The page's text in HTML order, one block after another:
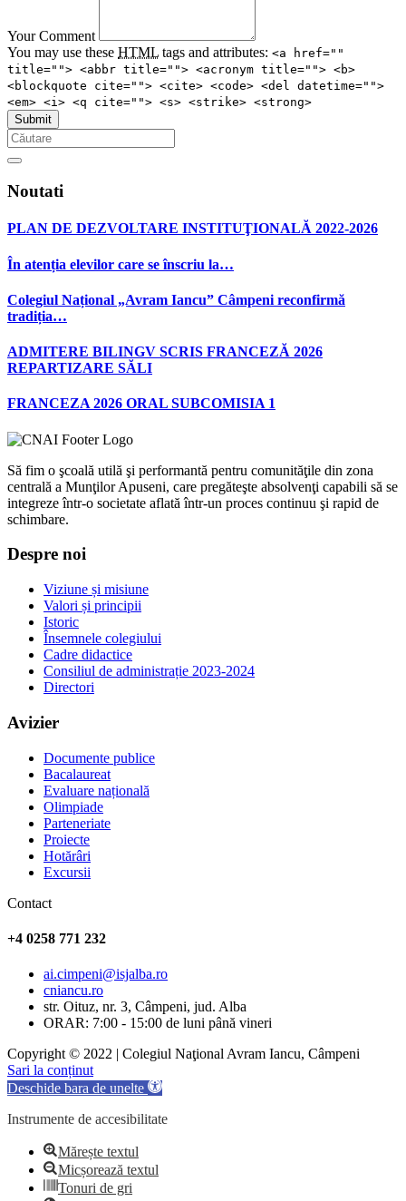
Your Comment
You may use these HTML tags and attributes: <a href=""
title=""> <abbr title=""> <acronym title=""> <b>
<blockquote cite=""> <cite> <code> <del datetime="">
<em> <i> <q cite=""> <s> <strike> <strong>
Noutati
PLAN DE DEZVOLTARE INSTITUŢIONALĂ 2022-2026
În atenția elevilor care se înscriu la…
Colegiul Național „Avram Iancu” Câmpeni reconfirmă
tradiția…
ADMITERE BILINGV SCRIS FRANCEZĂ 2026
REPARTIZARE SĂLI
FRANCEZA 2026 ORAL SUBCOMISIA 1
Să fim o şcoală utilă şi performantă pentru comunităţile din zona
centrală a Munţilor Apuseni, care pregăteşte absolvenţi capabili să se
integreze într-o societate aflată într-un proces continuu şi rapid de
schimbare.
Despre noi
Viziune și misiune
Valori și principii
Istoric
Însemnele colegiului
Cadre didactice
Consiliul de administrație 2023-2024
Directori
Avizier
Documente publice
Bacalaureat
Evaluare națională
Olimpiade
Parteneriate
Proiecte
Hotărâri
Excursii
Contact
+4 0258 771 232
ai.cimpeni@isjalba.ro
cniancu.ro
str. Oituz, nr. 3, Câmpeni, jud. Alba
ORAR: 7:00 - 15:00 de luni până vineri
Copyright © 2022 | Colegiul Naţional Avram Iancu, Câmpeni
Sari la conținut
Deschide bara de unelte
Instrumente de accesibilitate
Mărește textul
Micșorează textul
Tonuri de gri